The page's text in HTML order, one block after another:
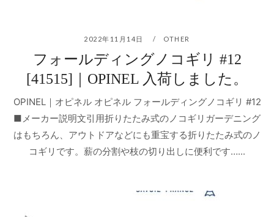
2022年11月14日 OTHER
フォールディングノコギリ #12
[41515]｜OPINEL 入荷しました。
OPINEL｜オピネル オピネル フォールディングノコギリ #12
■メーカー説明文引用折りたたみ式のノコギリガーデニング
はもちろん、アウトドアなどにも重宝する折りたたみ式のノ
コギリです。薪の分割や枝の切り出しに便利です…...